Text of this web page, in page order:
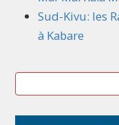
Sud-Kivu: les
à Kabare